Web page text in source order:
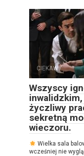
CIEKAWY
Wszyscy
życzliwy
sekretną
wieczoru.
Wielka sala
wcześniej nie